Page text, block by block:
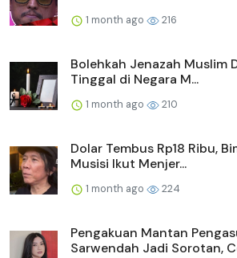
1 month ago 216
Bolehkah Jenazah Muslim
Tinggal di Negara M...
1 month ago 210
Dolar Tembus Rp18 Ribu,
Musisi Ikut Menjer...
1 month ago 224
Pengakuan Mantan
Sarwendah Jadi Sorotan,